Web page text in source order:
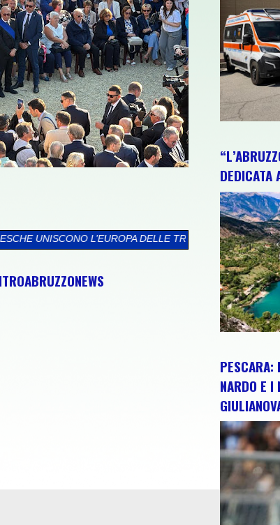
DELLE TRADIZIONI >> MARCINELLE, MARSILIO A
DEDICATA
PESCARA:
NARDO E I